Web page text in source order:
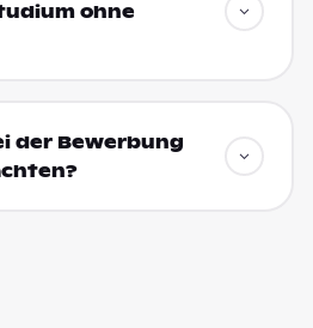
ohne
der Bewerbung